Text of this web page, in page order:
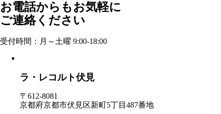
お電話からもお気軽に
ご連絡ください
受付時間：月～土曜 9:00-18:00
ラ・レコルト伏見
〒612-8081
京都府京都市伏見区新町5丁目487番地